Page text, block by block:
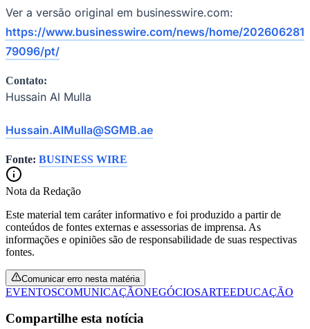
Santos
Ver a versão original em businesswire.com:
https://www.businesswire.com/news/home/202606281
79096/pt/
Contato:
Hussain Al Mulla
Hussain.AlMulla@SGMB.ae
Fonte: BUSINESS WIRE
Nota da Redação
Este material tem caráter informativo e foi produzido a partir de
conteúdos de fontes externas e assessorias de imprensa. As
informações e opiniões são de responsabilidade de suas respectivas
fontes.
Comunicar erro nesta matéria
EVENTOSCOMUNICAÇÃONEGÓCIOSARTEEDUCAÇÃO
Compartilhe esta notícia